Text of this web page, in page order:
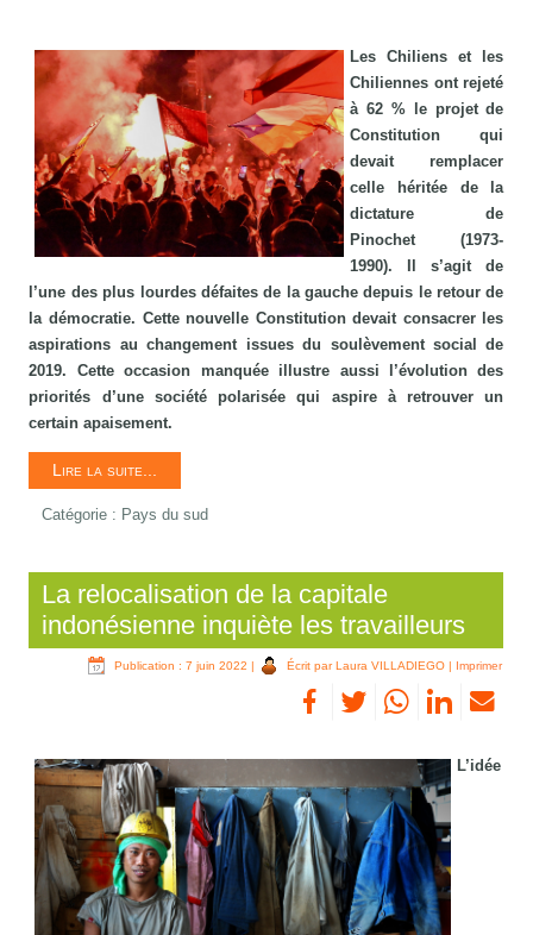
Les Chiliens et les
Chiliennes ont rejeté
à 62 % le projet de
Constitution qui
devait remplacer
celle héritée de la
dictature de
Pinochet (1973-
1990). Il s’agit de
l’une des plus lourdes défaites de la gauche depuis le retour de
la démocratie. Cette nouvelle Constitution devait consacrer les
aspirations au changement issues du soulèvement social de
2019. Cette occasion manquée illustre aussi l’évolution des
priorités d’une société polarisée qui aspire à retrouver un
certain apaisement.
Lire la suite...
Catégorie : Pays du sud
La relocalisation de la capitale
indonésienne inquiète les travailleurs
Publication : 7 juin 2022 | Écrit par Laura VILLADIEGO | Imprimer
L’idée